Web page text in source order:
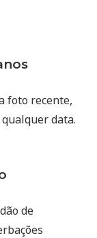
foto recente,
data.
de